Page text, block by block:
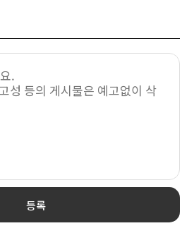
등록